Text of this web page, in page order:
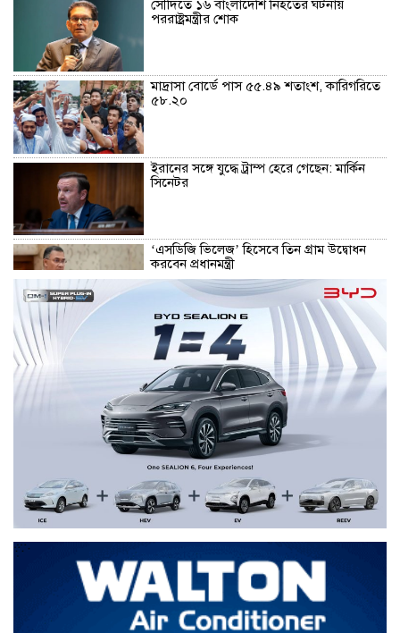
সৌদিতে ১৬ বাংলাদেশি নিহতের ঘটনায়
পররাষ্ট্রমন্ত্রীর শোক
মাদ্রাসা বোর্ডে পাস ৫৫.৪৯ শতাংশ, কারিগরিতে
৫৮.২০
ইরানের সঙ্গে যুদ্ধে ট্রাম্প হেরে গেছেন: মার্কিন
সিনেটর
‘এসডিজি ভিলেজ’ হিসেবে তিন গ্রাম উদ্বোধন
করবেন প্রধানমন্ত্রী
এসএসসির ফল প্রকাশ, পাসের হার ৬২.২৫
ভারতের আসামে বন্যায় মৃতের সংখ্যা বেড়ে
১০০
এসএসসির ফল প্রকাশ, পাসের হার ৬২.২৫
প্রধানমন্ত্রীর সঙ্গে হেফাজত আমিরের সৌজন্য
সাক্ষাৎ